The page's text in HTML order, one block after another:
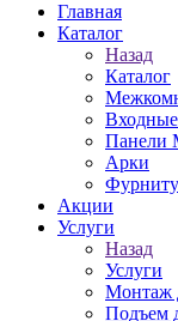
Главная
Каталог
Назад
Каталог
Арки
Акции
Услуги
Назад
Услуги
Монтаж
Подъем